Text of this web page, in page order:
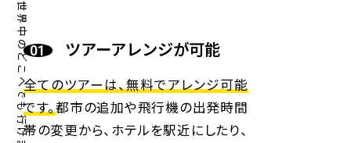
世界中のどこへでも行けます！ ツアーアレンジが可能
全てのツアーは、無料でアレンジ可能
です。都市の追加や飛行機の出発時間
帯の変更から、ホテルを駅近にしたり、